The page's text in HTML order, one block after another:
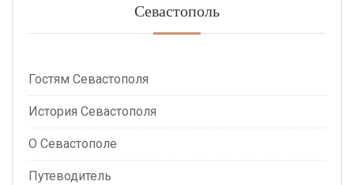
Севастополь
Гостям Севастополя
История Севастополя
О Севастополе
Путеводитель